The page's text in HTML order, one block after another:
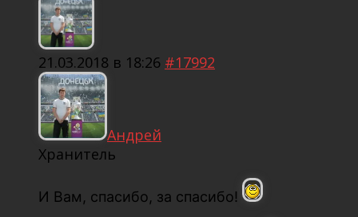
21.03.2018 в 18:26 #17992
Андрей
Хранитель
И Вам, спасибо, за спасибо!